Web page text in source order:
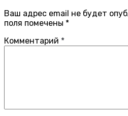
Ваш адрес email не будет
поля помечены *
Комментарий *